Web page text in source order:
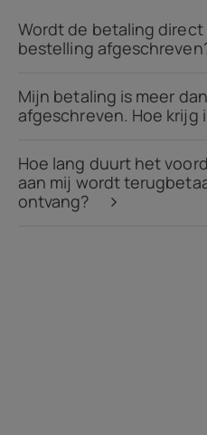
Wordt de betaling
bestelling
Mijn betaling is meer
afgeschreven. Hoe krijg
Hoe lang duurt het
aan mij wordt
ontvang?